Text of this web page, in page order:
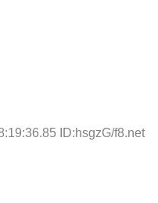
ID:hsgzG/f8.net